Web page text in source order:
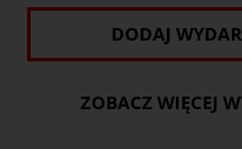
DODAJ
ZOBACZ WIĘCEJ